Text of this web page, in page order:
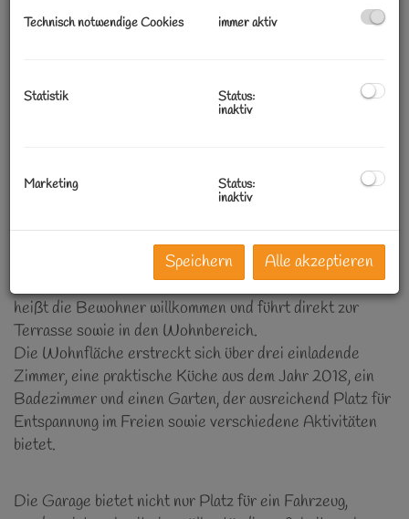
Beschreibung
Dieses liebevoll gestaltete Zuhause, das in den letzten
aufgewertet wurde erwartet eine Familie, die eine
gemütliche und kosteneffiziente Wohnumgebung sucht.
Ein lichtdurchfluteter und großzügiger Eingangsbereich
heißt die Bewohner willkommen und führt direkt zur
Terrasse sowie in den Wohnbereich.
Die Wohnfläche erstreckt sich über drei einladende
Zimmer, eine praktische Küche aus dem Jahr 2018, ein
Badezimmer und einen Garten, der ausreichend Platz für
Entspannung im Freien sowie verschiedene Aktivitäten
bietet.
Die Garage bietet nicht nur Platz für ein Fahrzeug,
Technisch notwendige Cookies immer aktiv
Statistik Status:
inaktiv
Marketing Status:
inaktiv
Speichern Alle akzeptieren